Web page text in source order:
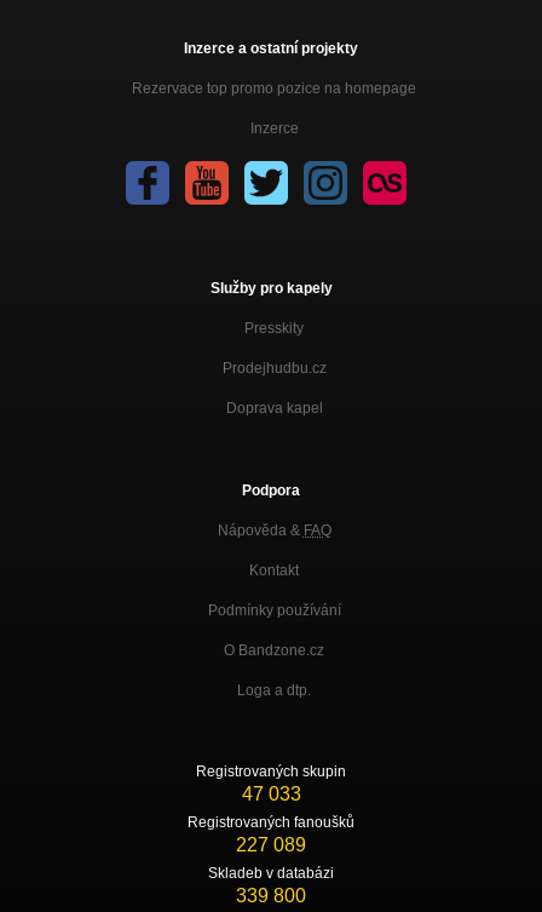
Inzerce a ostatní projekty
Rezervace top promo pozice na homepage
Inzerce
Služby pro kapely
Presskity
Prodejhudbu.cz
Doprava kapel
Podpora
Nápověda & FAQ
Kontakt
Podmínky používání
O Bandzone.cz
Loga a dtp.
Registrovaných skupin
47 033
Registrovaných fanoušků
227 089
Skladeb v databázi
339 800